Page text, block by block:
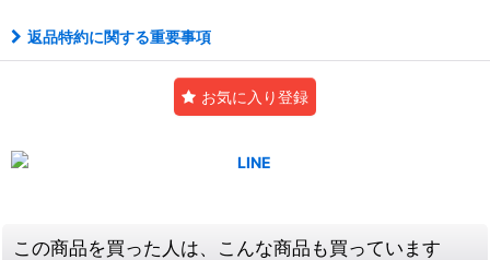
返品特約に関する重要事項
お気に入り登録
この商品を買った人は、こんな商品も買っています